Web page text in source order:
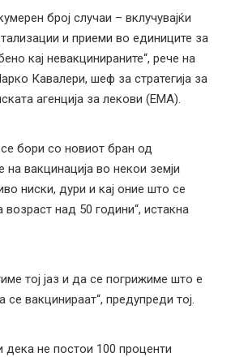
број случаи – вклучувајќи
и приеми во единиците за
кај невакцинираните“, рече на
Кавалери, шеф за стратегија за
агенција за лекови (ЕМА).
бори со новиот бран од
на вакцинација во некои земји
ниски, дури и кај оние што се
над 50 години“, истакна
тој јаз и да се погрижиме што е
вакцинираат“, предупреди тој.
дека не постои 100 проценти